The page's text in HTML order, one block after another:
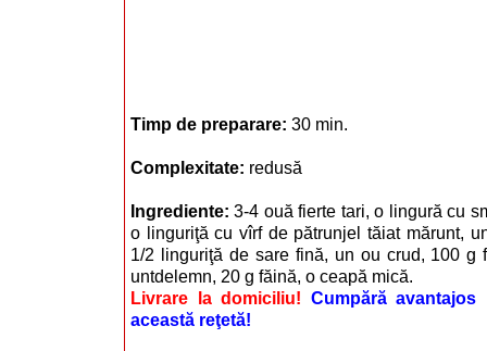
Timp de preparare: 30 min.
Complexitate: redusă
Ingrediente:3-4 ouă fierte tari, o lingură cu
o linguriţă cu vîrf de pătrunjel tăiat mărunt,
1/2 linguriţă de sare fină, un ou crud, 100 g
untdelemn, 20 g făină, o ceapă mică.
Livrare la domiciliu! Cumpără avantajos
această reţetă!